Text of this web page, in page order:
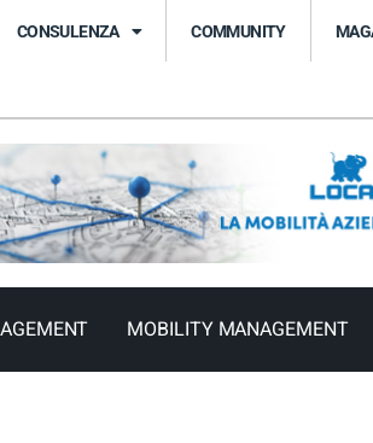
CONSULENZA COMMUNITY
MOBILITY MANAGEMENT